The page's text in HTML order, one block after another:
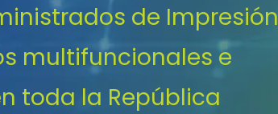
de Impresión
multifuncionales e
toda la República